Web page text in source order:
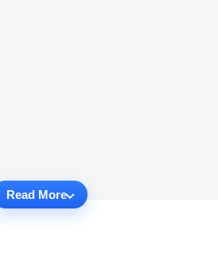
Read More